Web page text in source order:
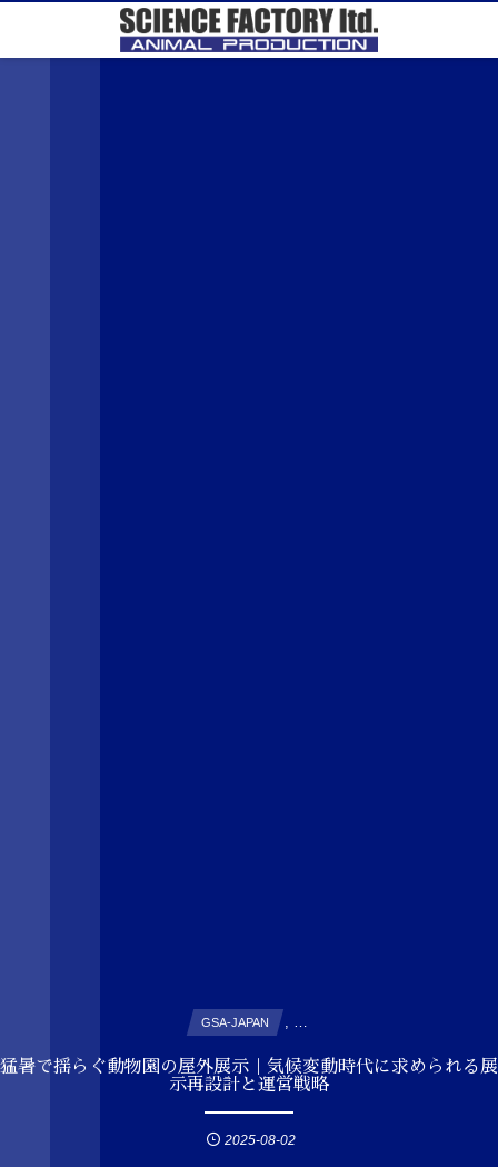
GSA-JAPAN , …
猛暑で揺らぐ動物園の屋外展示｜気候変動時代に求められる展
示再設計と運営戦略
2025-08-02